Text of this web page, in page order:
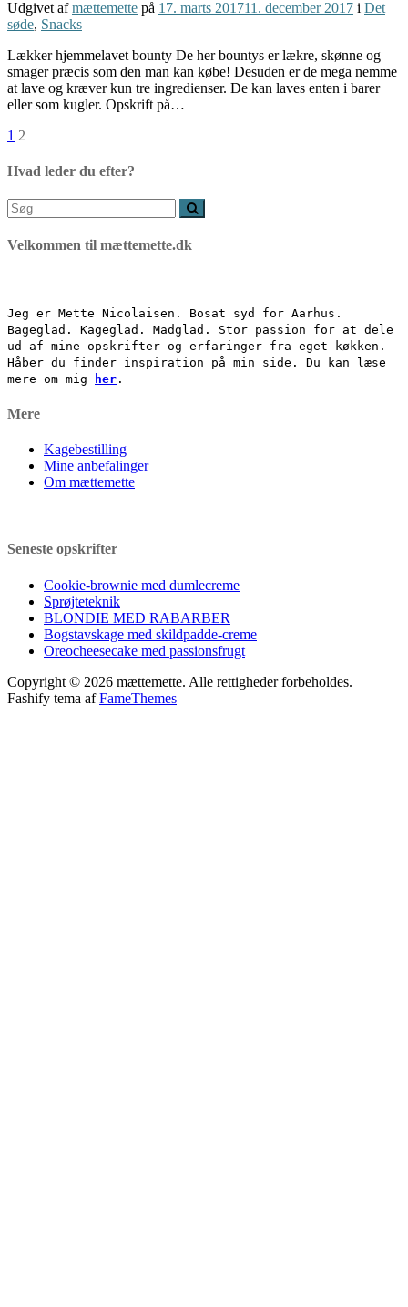
Udgivet afmættemette på 17. marts 201711. december 2017 i Det
søde, Snacks
Lækker hjemmelavet bounty De her bountys er lækre, skønne og
smager præcis som den man kan købe! Desuden er de mega nemme
at lave og kræver kun tre ingredienser. De kan laves enten i barer
eller som kugler. Opskrift på…
Navigation
til
Side
1 Side
2
Hvad leder du efter?
Søg
efter:
Velkommen til mættemette.dk
Jeg er Mette Nicolaisen. Bosat syd for Aarhus.
Bageglad. Kageglad. Madglad. Stor passion for at dele
ud af mine opskrifter og erfaringer fra eget køkken.
Håber du finder inspiration på min side. Du kan læse
mere om mig
her .
Mere
Kagebestilling
Mine anbefalinger
Om mættemette
Seneste opskrifter
Cookie-brownie med dumlecreme
Sprøjteteknik
BLONDIE MED RABARBER
Bogstavskage med skildpadde-creme
Oreocheesecake med passionsfrugt
Copyright © 2026 mættemette. Alle rettigheder forbeholdes.
Fashify tema afFameThemes